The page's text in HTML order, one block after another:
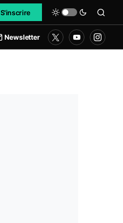
S'inscrire
Newsletter